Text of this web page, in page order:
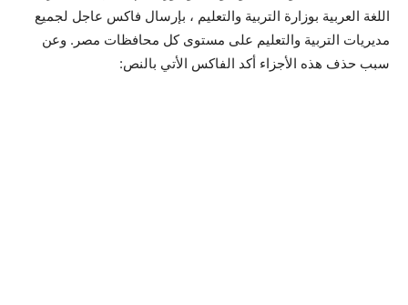
اللغة العربية بوزارة التربية والتعليم ، بإرسال فاكس عاجل لجميع
مديريات التربية والتعليم على مستوى كل محافظات مصر. وعن
سبب حذف هذه الأجزاء أكد الفاكس الأتي بالنص: